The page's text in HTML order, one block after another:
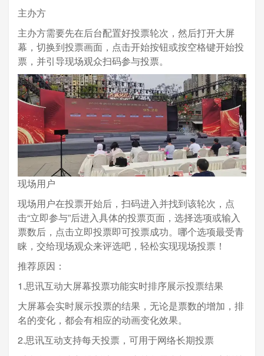
主办方
主办方需要先在后台配置好投票轮次，然后打开大屏
幕，切换到投票画面，点击开始按钮或按空格键开始投
票，并引导现场观众扫码参与投票。
现场用户
现场用户在投票开始后，扫码进入并找到该轮次，点
击“立即参与”后进入具体的投票页面，选择选项或输入
票数后，点击立即投票即可投票成功。哪个选项最受青
睐，交给现场观众来评选吧，轻松实现现场投票！
推荐原因：
1.思讯互动大屏幕投票功能实时排序展示投票结果
大屏幕会实时展示投票的结果，无论是票数的增加，排
名的变化，都会有相应的动画变化效果。
2.思讯互动支持每天投票，可用于网络长期投票